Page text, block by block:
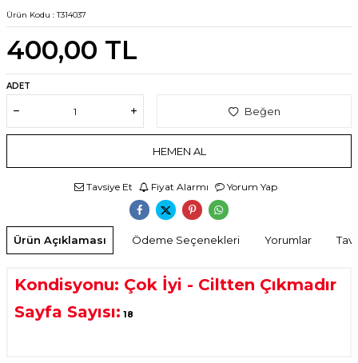
Ürün Kodu :T314037
400,00 TL
ADET
Beğen
HEMEN AL
Tavsiye Et Fiyat Alarmı Yorum Yap
Ürün Açıklaması Ödeme Seçenekleri Yorumlar
Kondisyonu: Çok İyi - Ciltten Çıkmadır
Sayfa Sayısı: 18